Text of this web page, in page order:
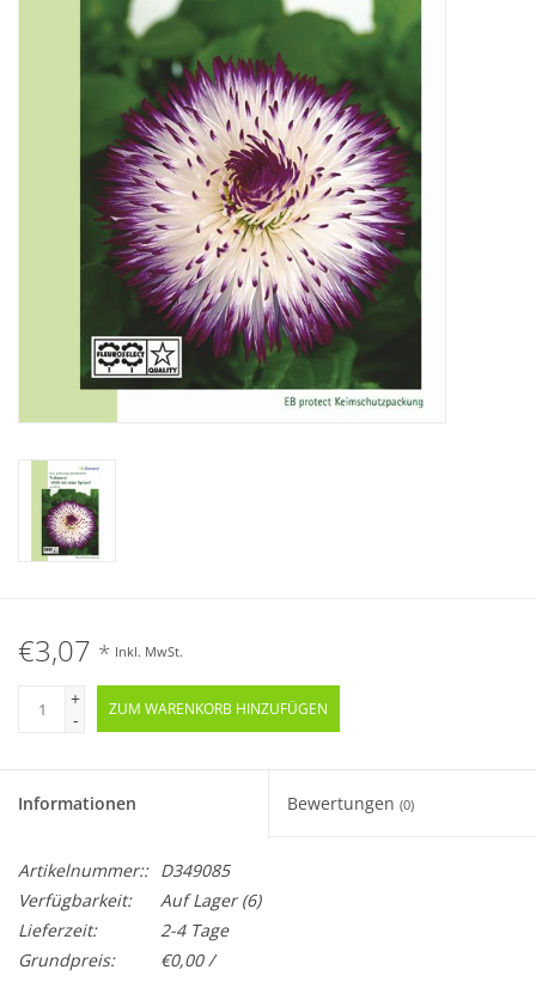
€3,07 * Inkl. MwSt.
+
-
ZUM WARENKORB HINZUFÜGEN
Informationen Bewertungen (0)
Artikelnummer:: D349085
Verfügbarkeit:
Auf Lager(6)
Lieferzeit:
2-4 Tage
Grundpreis:
€0,00 /